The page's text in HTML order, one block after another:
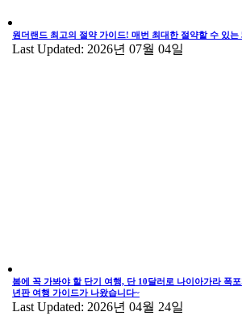
원더랜드 최고의 절약 가이드! 매번 최대한 절약할 수 있는
Last Updated: 2026년 07월 04일
봄에 꼭 가봐야 할 단기 여행, 단 10달러로 나이아가라 폭
년판 여행 가이드가 나왔습니다~
Last Updated: 2026년 04월 24일